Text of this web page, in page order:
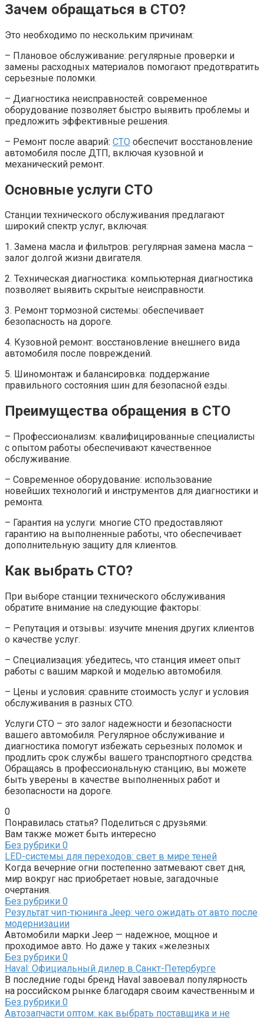
Зачем обращаться в СТО?
Это необходимо по нескольким причинам:
– Плановое обслуживание: регулярные проверки и
замены расходных материалов помогают предотвратить
серьезные поломки.
– Диагностика неисправностей: современное
оборудование позволяет быстро выявить проблемы и
предложить эффективные решения.
– Ремонт после аварий: СТО обеспечит восстановление
автомобиля после ДТП, включая кузовной и
механический ремонт.
Основные услуги СТО
Станции технического обслуживания предлагают
широкий спектр услуг, включая:
1. Замена масла и фильтров: регулярная замена масла –
залог долгой жизни двигателя.
2. Техническая диагностика: компьютерная диагностика
позволяет выявить скрытые неисправности.
3. Ремонт тормозной системы: обеспечивает
безопасность на дороге.
4. Кузовной ремонт: восстановление внешнего вида
автомобиля после повреждений.
5. Шиномонтаж и балансировка: поддержание
правильного состояния шин для безопасной езды.
Преимущества обращения в СТО
– Профессионализм: квалифицированные специалисты
с опытом работы обеспечивают качественное
обслуживание.
– Современное оборудование: использование
новейших технологий и инструментов для диагностики и
ремонта.
– Гарантия на услуги: многие СТО предоставляют
гарантию на выполненные работы, что обеспечивает
дополнительную защиту для клиентов.
Как выбрать СТО?
При выборе станции технического обслуживания
обратите внимание на следующие факторы:
– Репутация и отзывы: изучите мнения других клиентов
о качестве услуг.
– Специализация: убедитесь, что станция имеет опыт
работы с вашим маркой и моделью автомобиля.
– Цены и условия: сравните стоимость услуг и условия
обслуживания в разных СТО.
Услуги СТО – это залог надежности и безопасности
вашего автомобиля. Регулярное обслуживание и
диагностика помогут избежать серьезных поломок и
продлить срок службы вашего транспортного средства.
Обращаясь в профессиональную станцию, вы можете
быть уверены в качестве выполненных работ и
безопасности на дороге.
0
Понравилась статья? Поделиться с друзьями:
Вам также может быть интересно
Без рубрики 0
LED-системы для переходов: свет в мире теней
Когда вечерние огни постепенно затмевают свет дня,
мир вокруг нас приобретает новые, загадочные
очертания.
Без рубрики 0
Результат чип-тюнинга Jeep: чего ожидать от авто после
модернизации
Автомобили марки Jeep — надежное, мощное и
проходимое авто. Но даже у таких «железных
Без рубрики 0
Haval: Официальный дилер в Санкт-Петербурге
В последние годы бренд Haval завоевал популярность
на российском рынке благодаря своим качественным и
Без рубрики 0
Автозапчасти оптом: как выбрать поставщика и не